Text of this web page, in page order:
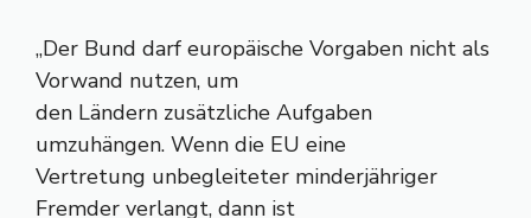
„Der Bund darf europäische Vorgaben nicht als
Vorwand nutzen, um
den Ländern zusätzliche Aufgaben
umzuhängen. Wenn die EU eine
Vertretung unbegleiteter minderjähriger
Fremder verlangt, dann ist